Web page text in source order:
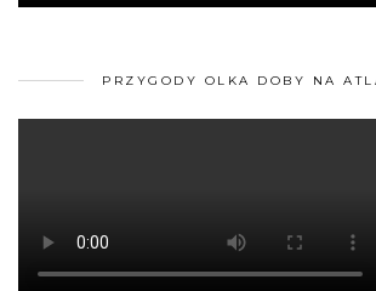
PRZYGODY OLKA DOBY NA